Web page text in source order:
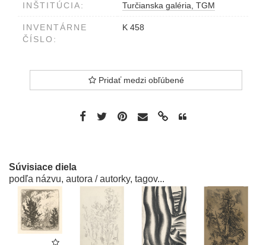
INŠTITÚCIA: Turčianska galéria, TGM
INVENTÁRNE
ČÍSLO:
K 458
Pridať medzi obľúbené
Súvisiace diela
podľa názvu, autora / autorky, tagov...